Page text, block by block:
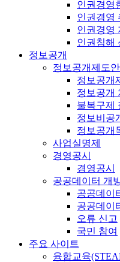
인권경영
인권경영
인권경영
인권침해
정보공개
정보공개제도
정보공개
정보공개
불복구제
정보비공
정보공개
사업실명제
경영공시
경영공시
공공데이터 개
공공데이
공공데이
오류 신고
국민 참여
주요 사이트
융합교육